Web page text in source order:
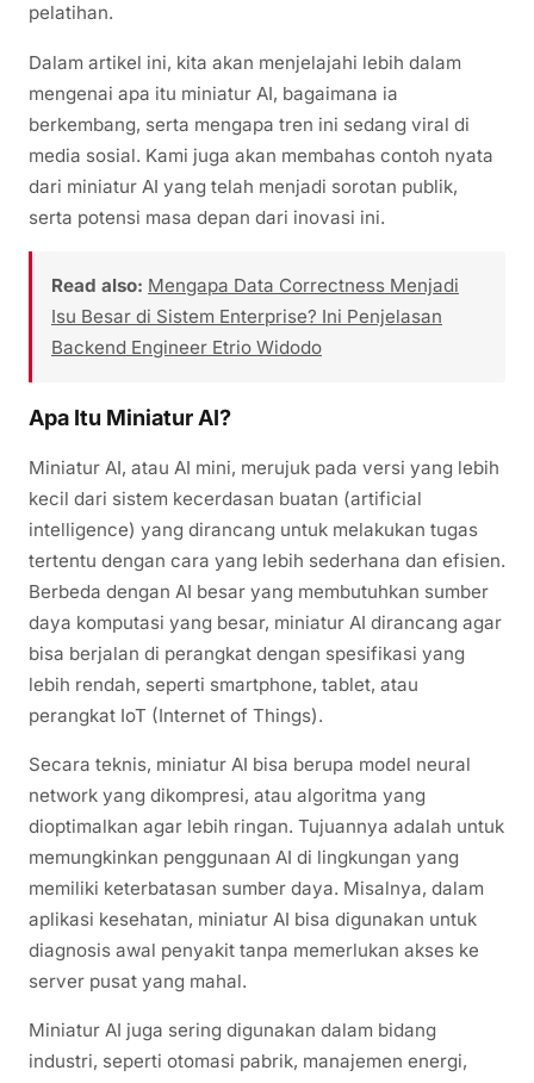
pelatihan.
Dalam artikel ini, kita akan menjelajahi lebih dalam
mengenai apa itu miniatur AI, bagaimana ia
berkembang, serta mengapa tren ini sedang viral di
media sosial. Kami juga akan membahas contoh nyata
dari miniatur AI yang telah menjadi sorotan publik,
serta potensi masa depan dari inovasi ini.
Read also: Mengapa Data Correctness Menjadi
Isu Besar di Sistem Enterprise? Ini Penjelasan
Backend Engineer Etrio Widodo
Apa Itu Miniatur AI?
Miniatur AI, atau AI mini, merujuk pada versi yang lebih
kecil dari sistem kecerdasan buatan (artificial
intelligence) yang dirancang untuk melakukan tugas
tertentu dengan cara yang lebih sederhana dan efisien.
Berbeda dengan AI besar yang membutuhkan sumber
daya komputasi yang besar, miniatur AI dirancang agar
bisa berjalan di perangkat dengan spesifikasi yang
lebih rendah, seperti smartphone, tablet, atau
perangkat IoT (Internet of Things).
Secara teknis, miniatur AI bisa berupa model neural
network yang dikompresi, atau algoritma yang
dioptimalkan agar lebih ringan. Tujuannya adalah untuk
memungkinkan penggunaan AI di lingkungan yang
memiliki keterbatasan sumber daya. Misalnya, dalam
aplikasi kesehatan, miniatur AI bisa digunakan untuk
diagnosis awal penyakit tanpa memerlukan akses ke
server pusat yang mahal.
Miniatur AI juga sering digunakan dalam bidang
industri, seperti otomasi pabrik, manajemen energi,